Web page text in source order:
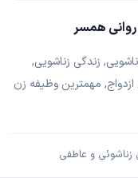
روانی همسر
زندگی زناشویی,
مهمترین وظیفه زن
زناشوئی و عاطفی